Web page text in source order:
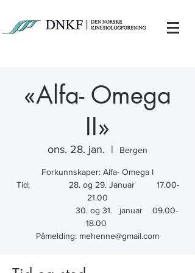
«Alfa- Omega
II»
ons. 28. jan.
  |
Bergen
Forkunnskaper: Alfa- Omega I
Tid; 28. og 29. Januar 17.00-
21.00
30. og 31. januar 09.00-
18.00
Påmelding: mehenne@gmail.com